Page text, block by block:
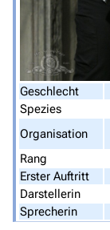
Geschlecht
Spezies
Organisation
Rang
Erster Auftritt
Darstellerin
Sprecherin